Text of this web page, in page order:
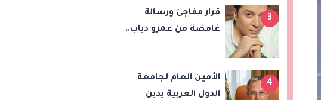
تعزيز الشراكة
الاستراتيجية بين
3
قرار مفاجئ ورسالة
غامضة من عمرو دياب..
الموسيقيين
4
الأمين العام لجامعة
الدول العربية يدين